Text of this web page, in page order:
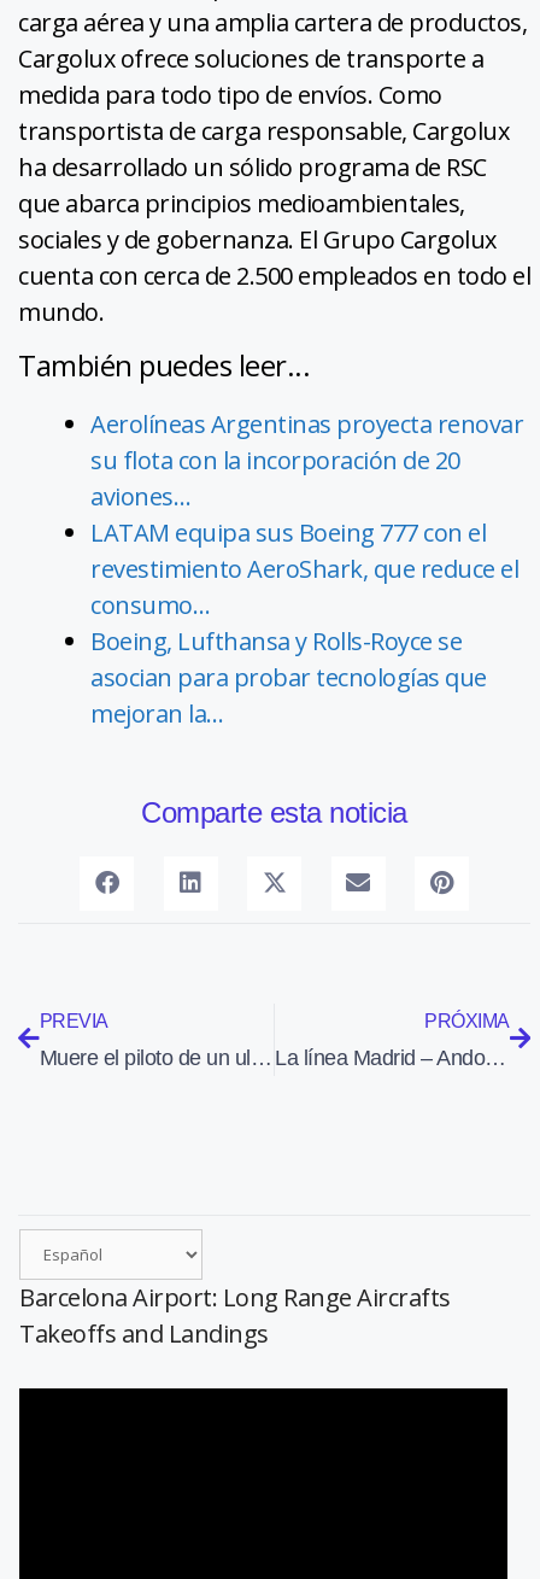
carga aérea y una amplia cartera de productos,
Cargolux ofrece soluciones de transporte a
medida para todo tipo de envíos. Como
transportista de carga responsable, Cargolux
ha desarrollado un sólido programa de RSC
que abarca principios medioambientales,
sociales y de gobernanza. El Grupo Cargolux
cuenta con cerca de 2.500 empleados en todo el
mundo.
También puedes leer...
Aerolíneas Argentinas proyecta renovar
su flota con la incorporación de 20
aviones…
LATAM equipa sus Boeing 777 con el
revestimiento AeroShark, que reduce el
consumo…
Boeing, Lufthansa y Rolls-Royce se
asocian para probar tecnologías que
mejoran la…
Comparte esta noticia
PREVIA
Muere el piloto de un ultraligero al estrellarse el aparato cerca del aeródromo de Moià
PRÓXIMA
La línea Madrid – Andorra de Air Nostrum alcanza un 52% de ocupación en sus primeros seis meses
Barcelona Airport: Long Range Aircrafts
Takeoffs and Landings